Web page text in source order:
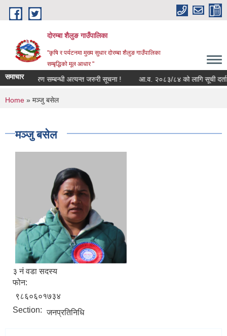
Skip to main content
दोरम्बा शैलुङ गाउँपालिका
"कृषि र पर्यटनमा मुख्य सुधार दोरम्बा शैलुङ गाउँपालिका
सम्बृद्धिको मूल आधार "
समाचार
भत्ता नवीकरण सम्बन्धी अत्यन्त जरुरी सूचना ! आ.व. २०८३/८४ को लागि सूची दर्ता
You are here
Home » मञ्जु बसेल
मञ्जु बसेल
३ नं वडा सदस्य
फोन:
९८६०६०१७३४
Section: जनप्रतिनिधि